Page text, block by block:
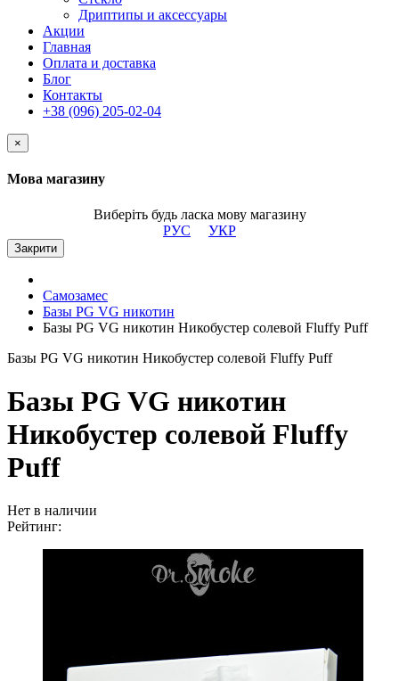
Дриптипы и аксессуары
Акции
Главная
Оплата и доставка
Блог
Контакты
+38 (096) 205-02-04
×
Мова магазину
Виберіть будь ласка мову магазину
РУС
УКР
Закрити
Самозамес
Базы PG VG никотин
Базы PG VG никотин Никобустер солевой Fluffy Puff
Базы PG VG никотин Никобустер солевой Fluffy Puff
Базы PG VG никотин
Никобустер солевой Fluffy
Puff
Нет в наличии
Рейтинг: